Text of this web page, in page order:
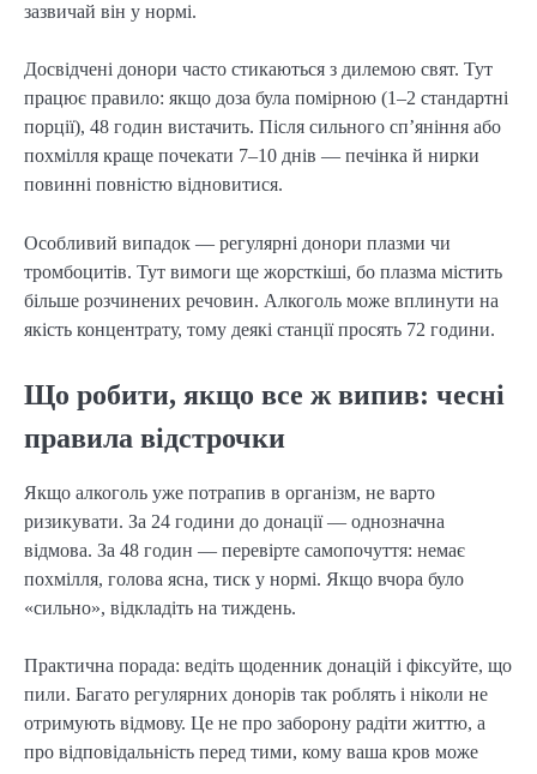
зазвичай він у нормі.
Досвідчені донори часто стикаються з дилемою свят. Тут
працює правило: якщо доза була помірною (1–2 стандартні
порції), 48 годин вистачить. Після сильного сп’яніння або
похмілля краще почекати 7–10 днів — печінка й нирки
повинні повністю відновитися.
Особливий випадок — регулярні донори плазми чи
тромбоцитів. Тут вимоги ще жорсткіші, бо плазма містить
більше розчинених речовин. Алкоголь може вплинути на
якість концентрату, тому деякі станції просять 72 години.
Що робити, якщо все ж випив: чесні
правила відстрочки
Якщо алкоголь уже потрапив в організм, не варто
ризикувати. За 24 години до донації — однозначна
відмова. За 48 годин — перевірте самопочуття: немає
похмілля, голова ясна, тиск у нормі. Якщо вчора було
«сильно», відкладіть на тиждень.
Практична порада: ведіть щоденник донацій і фіксуйте, що
пили. Багато регулярних донорів так роблять і ніколи не
отримують відмову. Це не про заборону радіти життю, а
про відповідальність перед тими, кому ваша кров може